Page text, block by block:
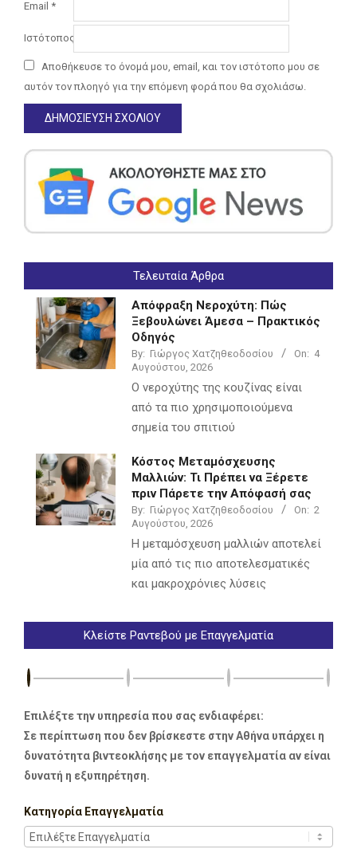
Email *
Ιστότοπος
Αποθήκευσε το όνομά μου, email, και τον ιστότοπο μου σε
αυτόν τον πλοηγό για την επόμενη φορά που θα σχολιάσω.
Τελευταία Άρθρα
Απόφραξη Νεροχύτη: Πώς
Ξεβουλώνει Άμεσα – Πρακτικός
Οδηγός
By: Γιώργος Χατζηθεοδοσίου On: 4
Αυγούστου, 2026
Ο νεροχύτης της κουζίνας είναι
από τα πιο χρησιμοποιούμενα
σημεία του σπιτιού
Κόστος Μεταμόσχευσης
Μαλλιών: Τι Πρέπει να Ξέρετε
πριν Πάρετε την Απόφασή σας
By: Γιώργος Χατζηθεοδοσίου On: 2
Αυγούστου, 2026
Η μεταμόσχευση μαλλιών αποτελεί
μία από τις πιο αποτελεσματικές
και μακροχρόνιες λύσεις
Κλείστε Ραντεβού με Επαγγελματία
Επιλέξτε την υπηρεσία που σας ενδιαφέρει:
Σε περίπτωση που δεν βρίσκεστε στην Αθήνα υπάρχει η
δυνατότητα βιντεοκλήσης με τον επαγγελματία αν είναι
δυνατή η εξυπηρέτηση.
Κατηγορία Επαγγελματία